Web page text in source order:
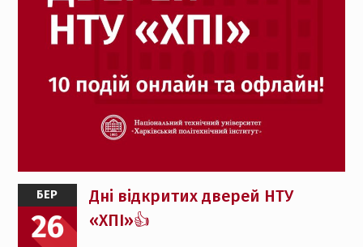
БЕР
26
Дні відкритих дверей НТУ
«ХПІ»👍